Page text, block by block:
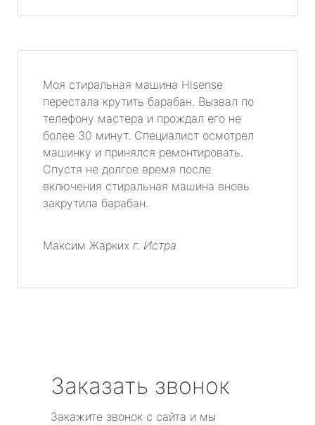
Моя стиральная машина Hisense
перестала крутить барабан. Вызвал по
телефону мастера и прождал его не
более 30 минут. Специалист осмотрел
машинку и принялся ремонтировать.
Спустя не долгое время после
включения стиральная машина вновь
закрутила барабан.
Максим Жарких г. Истра
Заказать звонок
Закажите звонок с сайта и мы